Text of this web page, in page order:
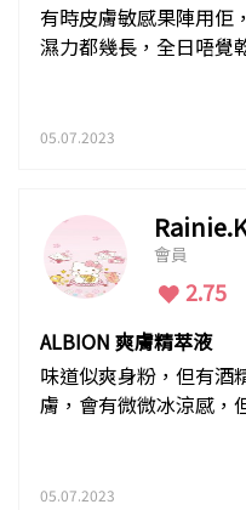
有時皮膚敏感果陣用佢
濕力都幾長，全日唔覺
05.07.2023
會員
2.75
ALBION 爽膚精萃液
味道似爽身粉，但有酒
膚，會有微微冰涼感，
05.07.2023